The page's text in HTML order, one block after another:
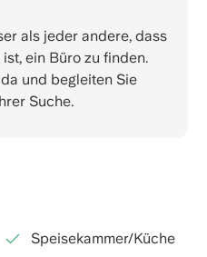
als jeder andere, dass
ein Büro zu finden.
und begleiten Sie
Suche.
Speisekammer/Küche